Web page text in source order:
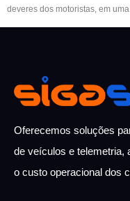
deveres dos motoristas, em
Oferecemos soluções
de veículos e telemetria,
o custo operacional dos